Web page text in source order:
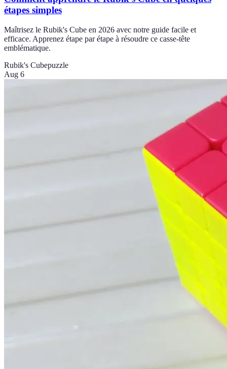
étapes simples
Maîtrisez le Rubik's Cube en 2026 avec notre guide facile et
efficace. Apprenez étape par étape à résoudre ce casse-tête
emblématique.
Rubik's Cubepuzzle
Aug 6